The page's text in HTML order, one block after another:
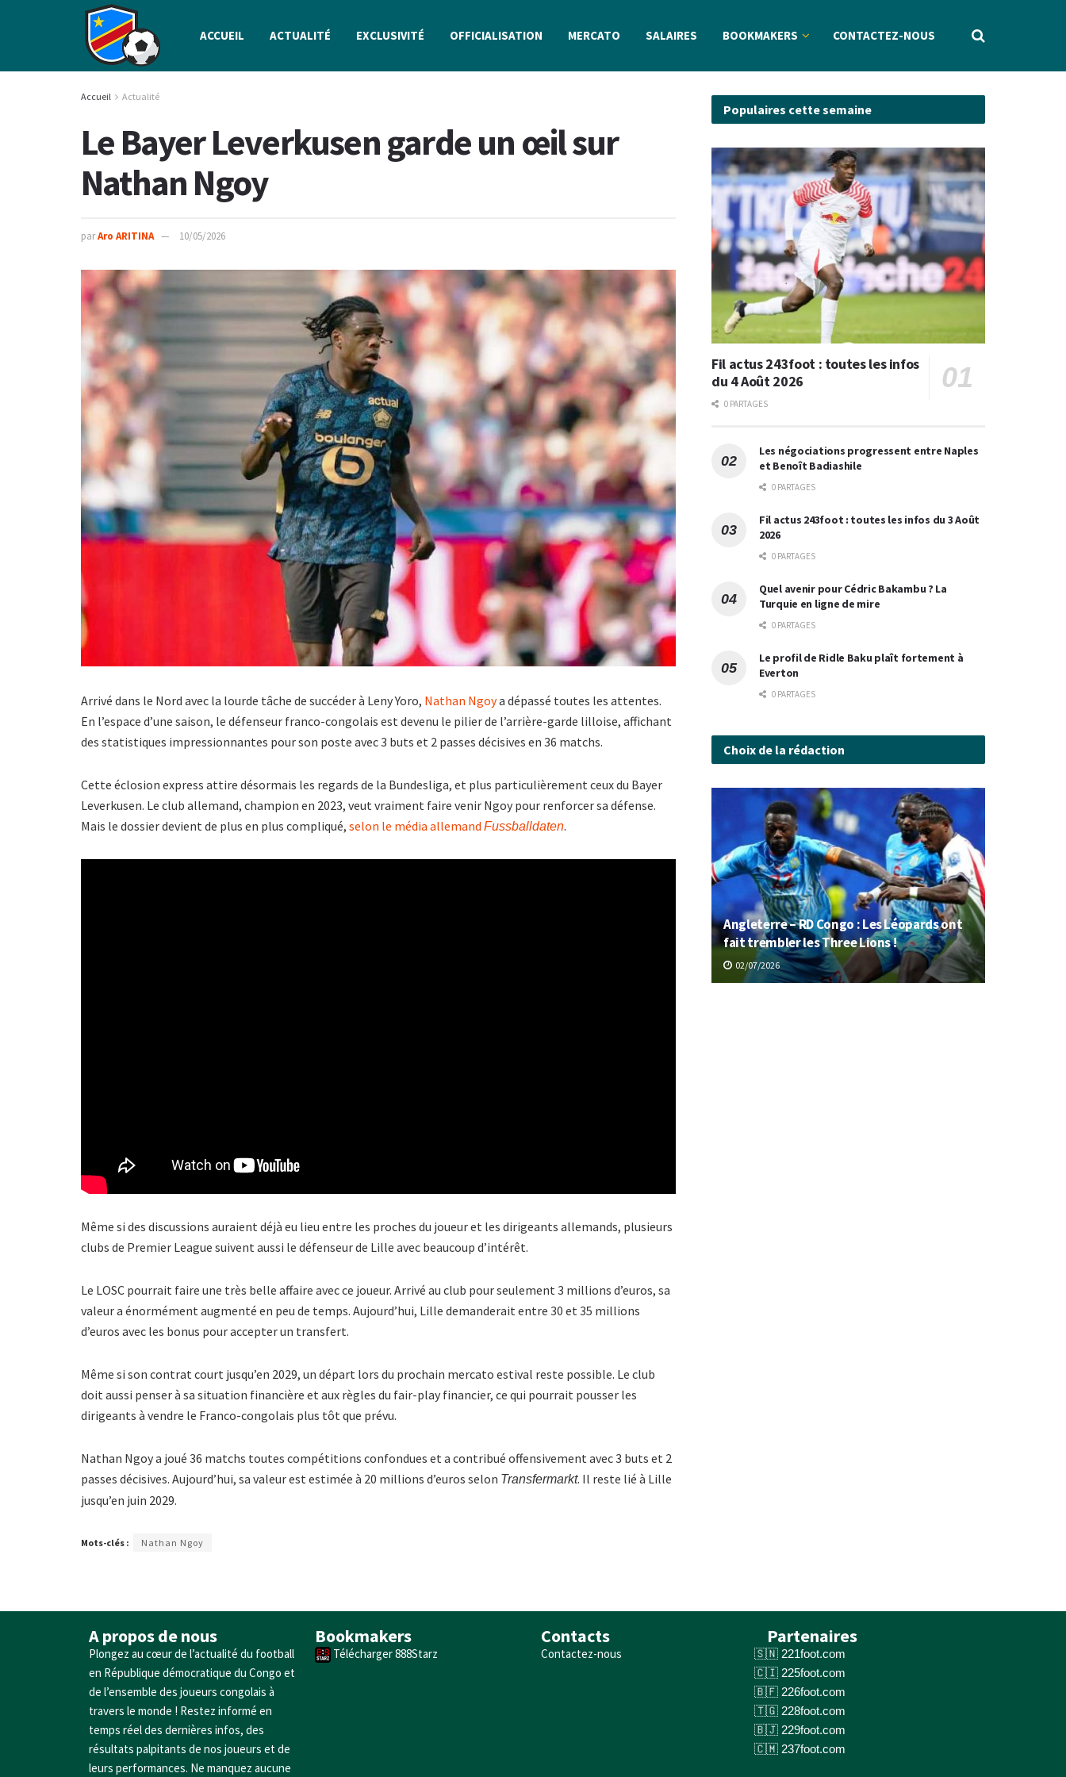
ACCUEIL ACTUALITÉ EXCLUSIVITÉ OFFICIALISATION MERCATO SALAIRES BOOKMAKERS CONTACTEZ-NOUS
Accueil Actualité
Le Bayer Leverkusen garde un œil sur
Nathan Ngoy
parAro ARITINA 10/05/2026
Arrivé dans le Nord avec la lourde tâche de succéder à Leny Yoro, Nathan Ngoya dépassé toutes les attentes.
En l’espace d’une saison, le défenseur franco-congolais est devenu le pilier de l’arrière-garde lilloise, affichant
des statistiques impressionnantes pour son poste avec 3 buts et 2 passes décisives en 36 matchs.
Cette éclosion express attire désormais les regards de la Bundesliga, et plus particulièrement ceux du Bayer
Leverkusen. Le club allemand, champion en 2023, veut vraiment faire venir Ngoy pour renforcer sa défense.
Mais le dossier devient de plus en plus compliqué, selon le média allemand Fussballdaten.
Même si des discussions auraient déjà eu lieu entre les proches du joueur et les dirigeants allemands, plusieurs
clubs de Premier League suivent aussi le défenseur de Lille avec beaucoup d’intérêt.
Le LOSC pourrait faire une très belle affaire avec ce joueur. Arrivé au club pour seulement 3 millions d’euros, sa
valeur a énormément augmenté en peu de temps. Aujourd’hui, Lille demanderait entre 30 et 35 millions
d’euros avec les bonus pour accepter un transfert.
Même si son contrat court jusqu’en 2029, un départ lors du prochain mercato estival reste possible. Le club
doit aussi penser à sa situation financière et aux règles du fair-play financier, ce qui pourrait pousser les
dirigeants à vendre le Franco-congolais plus tôt que prévu.
Nathan Ngoy a joué 36 matchs toutes compétitions confondues et a contribué offensivement avec 3 buts et 2
passes décisives. Aujourd’hui, sa valeur est estimée à 20 millions d’euros selon Transfermarkt. Il reste lié à Lille
jusqu’en juin 2029.
Mots-clés : Nathan Ngoy
Populaires cette semaine
Fil actus 243foot : toutes les infos
du 4 Août 2026
0 PARTAGES
Les négociations progressent entre Naples
et Benoît Badiashile
0 PARTAGES
Fil actus 243foot : toutes les infos du 3 Août
2026
0 PARTAGES
Quel avenir pour Cédric Bakambu ? La
Turquie en ligne de mire
0 PARTAGES
Le profil de Ridle Baku plaît fortement à
Everton
0 PARTAGES
Choix de la rédaction
Angleterre – RD Congo : Les Léopards ont
fait trembler les Three Lions !
02/07/2026
A propos de nous
Plongez au cœur de l’actualité du football
en République démocratique du Congo et
de l’ensemble des joueurs congolais à
travers le monde ! Restez informé en
temps réel des dernières infos, des
résultats palpitants de nos joueurs et de
leurs performances. Ne manquez aucune
Bookmakers
Télécharger 888Starz
Contacts
Contactez-nous
Partenaires
221foot.com
225foot.com
226foot.com
228foot.com
229foot.com
237foot.com